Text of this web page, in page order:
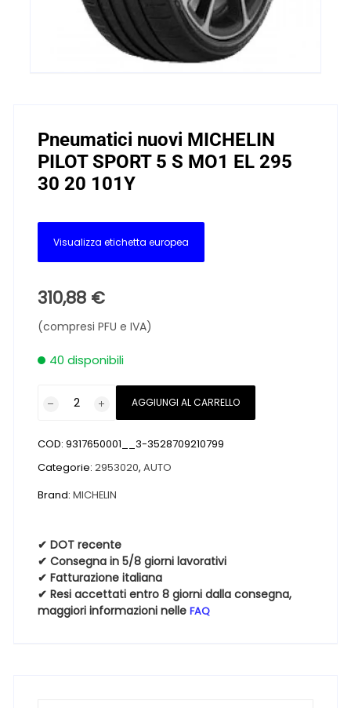
Pneumatici nuovi MICHELIN
PILOT SPORT 5 S MO1 EL 295
30 20 101Y
Visualizza etichetta europea
310,88 €
(compresi PFU e IVA)
40 disponibili
PILOT
SPORT
EL
295
30
20
101Y
AGGIUNGI AL CARRELLO
COD:9317650001__3-3528709210799
Categorie:2953020,AUTO
Brand:MICHELIN
✔ DOT recente
✔ Consegna in 5/8 giorni lavorativi
✔ Fatturazione italiana
✔ Resi accettati entro 8 giorni dalla consegna,
maggiori informazioni nelleFAQ